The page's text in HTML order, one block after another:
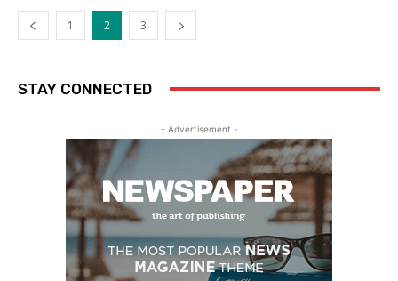
1 2 3
STAY CONNECTED
- Advertisement -